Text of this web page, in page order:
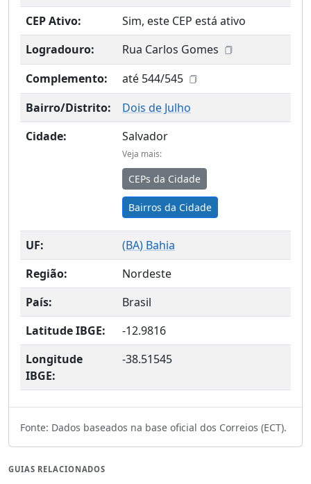
CEP Ativo:
Sim, este CEP está ativo
Logradouro:
Rua Carlos Gomes
Complemento:
até 544/545
Bairro/Distrito:
Dois de Julho
Cidade:
Salvador
Veja mais:
CEPs da Cidade
Bairros da Cidade
UF: (BA) Bahia
Região:
Nordeste
País:
Brasil
Latitude IBGE:
-12.9816
Longitude
IBGE:
-38.51545
Fonte: Dados baseados na base oficial dos Correios (ECT).
GUIAS RELACIONADOS